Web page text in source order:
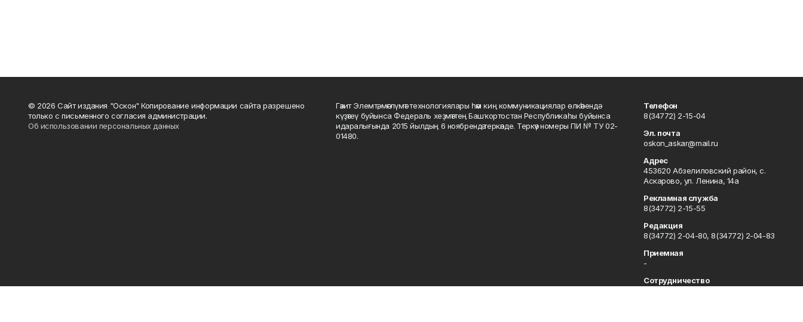
© 2026 Сайт издания "Оскон" Копирование информации сайта разрешено
только с письменного согласия администрации.
Об использовании персональных данных
Гәзит Элемтә, мәғлүмәт технологиялары һәм киң коммуникациялар өлкәһендә
күҙәтеү буйынса Федераль хеҙмәттең Башҡортостан Республикаһы буйынса
идаралығында 2015 йылдың 6 ноябрендә теркәлде. Теркәү номеры ПИ № ТУ 02-
01480.
Телефон
8(34772) 2-15-04
Эл. почта
oskon_askar@mail.ru
Адрес
453620 Абзелиловский район, с.
Аскарово, ул. Ленина, 14а
Рекламная служба
8(34772) 2-15-55
Редакция
8(34772) 2-04-80, 8(34772) 2-04-83
Приемная
-
Сотрудничество